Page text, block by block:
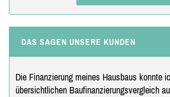
DAS SAGEN UNSERE KUNDEN
Die Finanzierung meines Hausbaus konnte
übersichtlichen Baufinanzierungsvergleich